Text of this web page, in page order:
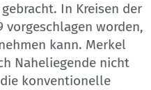
In Kreisen der
vorgeschlagen worden,
kann. Merkel
Naheliegende nicht
konventionelle